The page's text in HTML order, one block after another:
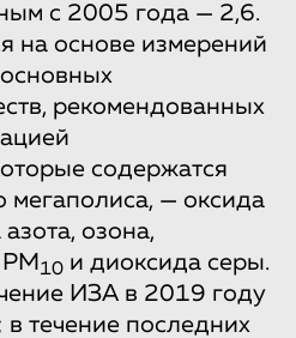
с 2005 года — 2,6.
на основе измерений
рекомендованных
содержатся
мегаполиса, — оксида
озона,
РМ 10 и диоксида серы.
ИЗА в 2019 году
течение последних